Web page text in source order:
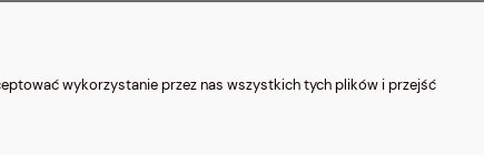
wykorzystanie przez nas wszystkich tych plików i przejść